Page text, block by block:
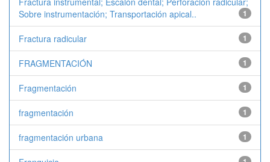
Sobre instrumentación; Transportación apical..
1
Fractura radicular 1
FRAGMENTACIÓN 1
Fragmentación 1
fragmentación 1
fragmentación urbana 1